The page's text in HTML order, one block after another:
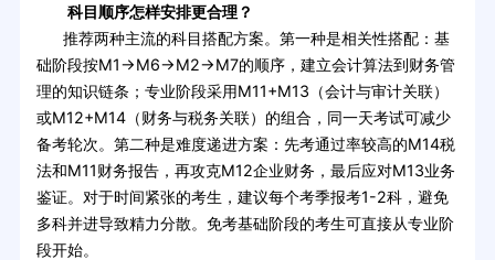
科目顺序怎样安排更合理？
推荐两种主流的科目搭配方案。第一种是相关性搭配：基
础阶段按M1→M6→M2→M7的顺序，建立会计算法到财务管
理的知识链条；专业阶段采用M11+M13（会计与审计关联）
或M12+M14（财务与税务关联）的组合，同一天考试可减少
备考轮次。第二种是难度递进方案：先考通过率较高的M14税
法和M11财务报告，再攻克M12企业财务，最后应对M13业务
鉴证。对于时间紧张的考生，建议每个考季报考1-2科，避免
多科并进导致精力分散。免考基础阶段的考生可直接从专业阶
段开始。